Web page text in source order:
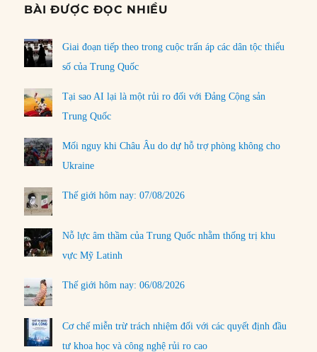
BÀI ĐƯỢC ĐỌC NHIỀU
Giai đoạn tiếp theo trong cuộc trấn áp các dân tộc thiểu
số của Trung Quốc
Tại sao AI lại là một rủi ro đối với Đảng Cộng sản
Trung Quốc
Mối nguy khi Châu Âu do dự hỗ trợ phòng không cho
Ukraine
Thế giới hôm nay: 07/08/2026
Nỗ lực âm thầm của Trung Quốc nhằm thống trị khu
vực Mỹ Latinh
Thế giới hôm nay: 06/08/2026
Cơ chế miễn trừ trách nhiệm đối với các quyết định đầu
tư khoa học và công nghệ rủi ro cao